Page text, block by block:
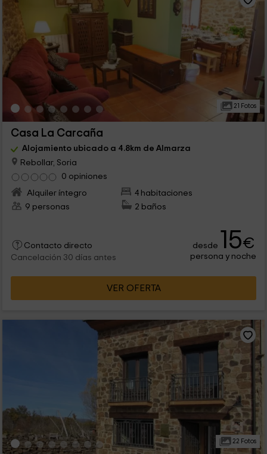
21 Fotos
Casa La Carcaña
Alojamiento ubicado a 4.8km de Almarza
Rebollar, Soria
0 opiniones
Alquiler íntegro
4 habitaciones
9 personas
2 baños
Contacto directo
Cancelación 30 días antes
desde 15€
persona y noche
VER OFERTA
22 Fotos